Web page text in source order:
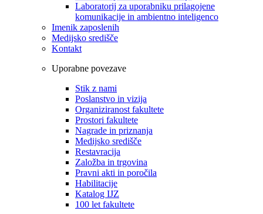
Laboratorij za uporabniku prilagojene
komunikacije in ambientno inteligenco
Imenik zaposlenih
Medijsko središče
Kontakt
Uporabne povezave
Stik z nami
Poslanstvo in vizija
Organiziranost fakultete
Prostori fakultete
Nagrade in priznanja
Medijsko središče
Restavracija
Založba in trgovina
Pravni akti in poročila
Habilitacije
Katalog IJZ
100 let fakultete